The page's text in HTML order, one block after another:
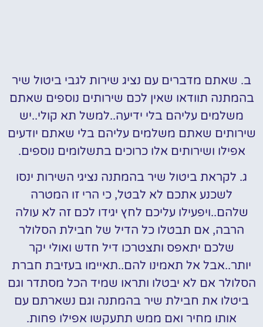
ב. שאתם מדברים עם נציג שירות לגבי ביטול שיר
בהמתנה תוודאו שאין לכם שירותים נוספים שאתם
משלמים עליהם בלי ידיעה..למשל תא קולי..יש
שירותים שאתם משלמים עליהם בלי שאתם יודעים
אפילו ושירותים אלו כרוכים בתשלומים נוספים.
ג. לקראת ביטול שיר בהמתנה נציגי השירות ינסו
לשכנע אתכם לא לבטל, כי הרי זו המטרה
שלהם..ויפעילו עליכם לחץ יגידו לכם זה לא עולה
הרבה, אם תבטלו כל הדיל של חבילת הסלולר
שלכם יתאפס ותצטרכו דיל חדש ואולי יקר
יותר..אבל אל תאמינו להם..תאיימו בעזיבת חברת
הסלולר אם לא יבטלו ותראו שמיד הכל מסתדר וגם
ביטלו את חבילת שיר בהמתנה וגם נשארתם עם
אותו מחיר ואם ממש תתעקשו אפילו פחות.